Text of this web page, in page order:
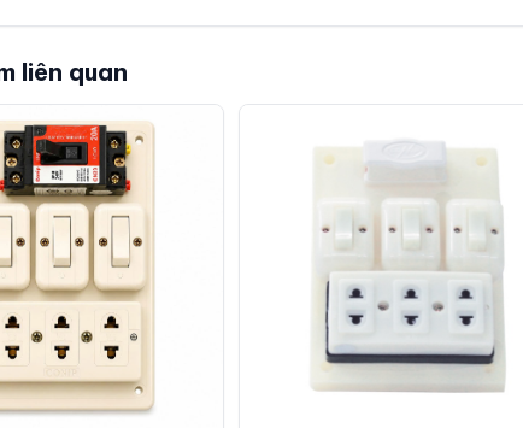
liên quan